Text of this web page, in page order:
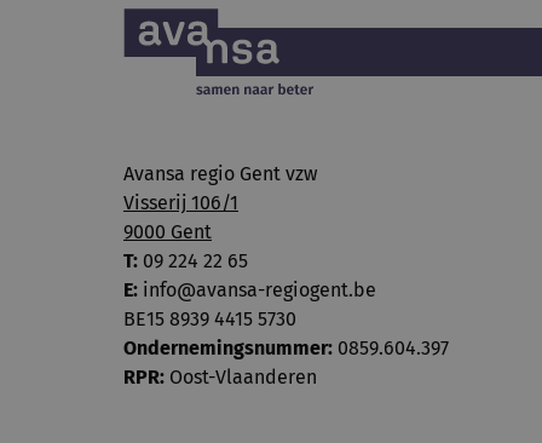
Avansa regio Gent vzw
Visserij 106/1
9000 Gent
T: 09 224 22 65
E: info@avansa-regiogent.be
BE15 8939 4415 5730
Ondernemingsnummer: 0859.604.397
RPR: Oost-Vlaanderen